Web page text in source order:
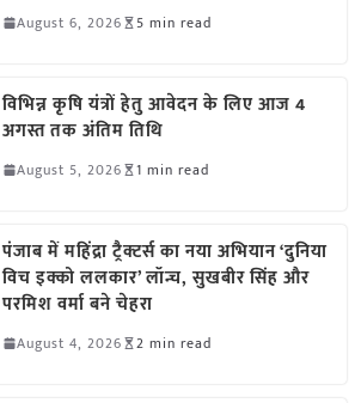
August 6, 2026 5 min read
विभिन्न कृषि यंत्रों हेतु आवेदन के लिए आज 4
अगस्त तक अंतिम तिथि
August 5, 2026 1 min read
पंजाब में महिंद्रा ट्रैक्टर्स का नया अभियान ‘दुनिया
विच इक्को ललकार’ लॉन्च, सुखबीर सिंह और
परमिश वर्मा बने चेहरा
August 4, 2026 2 min read